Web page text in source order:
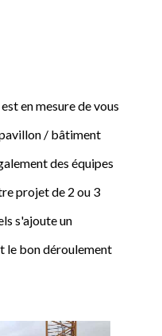
en mesure de vous
/ bâtiment
des équipes
projet de 2 ou 3
s'ajoute un
le bon déroulement